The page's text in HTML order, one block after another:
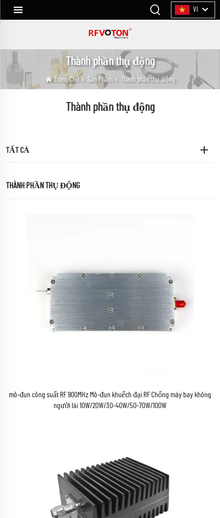
VI
Thành phần thụ động
Trang Chủ> Sản Phẩm > Thành phần thụ động
Thành phần thụ động
TẤT CẢ
THÀNH PHẦN THỤ ĐỘNG
mô-đun công suất RF 900MHz Mô-đun khuếch đại RF Chống máy bay không
người lái 10W/20W/30-40W/50-70W/100W